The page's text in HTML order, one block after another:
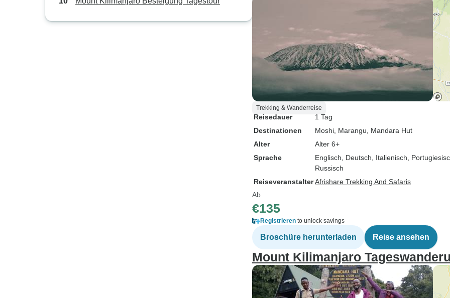
Trekking & Wanderreise
Reisedauer
1 Tag
Destinationen
Moshi , Marangu , Mandara Hut
Alter
Alter 6+
Sprache
Englisch, Deutsch, Italienisch,
Russisch
ReiseveranstalterAfrishare Trekking And Safaris
Ab
€135
Registrieren to unlock savings
Broschüre herunterladen Reise ansehen
Mount Kilimanjaro